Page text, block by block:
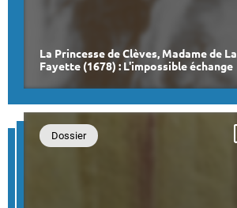
La Princesse de Clèves, Madame de La
Fayette (1678) : L'impossible échange
Dossier